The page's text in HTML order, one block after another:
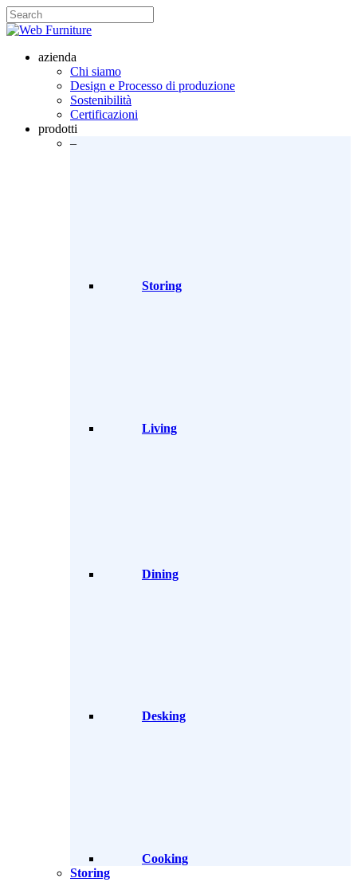
Skip
to
content
Close
search
Menu
azienda
Chi siamo
Design e Processo di produzione
Sostenibilità
Certificazioni
prodotti
–
Storing
Living
Dining
Desking
Cooking
Storing